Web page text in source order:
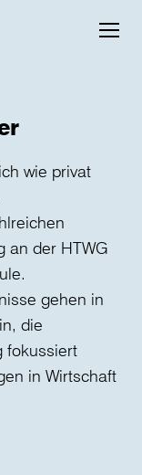
wie privat
an der HTWG
gehen in
die
fokussiert
in Wirtschaft